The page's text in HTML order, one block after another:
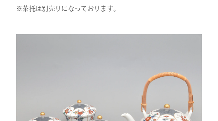
※茶托は別売りになっております。